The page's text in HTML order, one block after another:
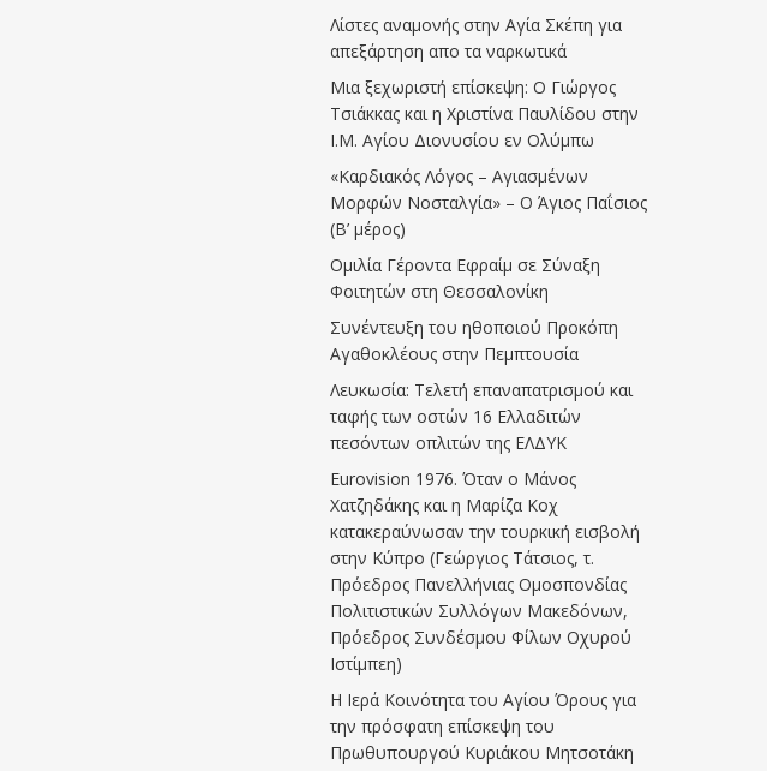
Λίστες αναμονής στην Αγία Σκέπη για
απεξάρτηση απο τα ναρκωτικά
Μια ξεχωριστή επίσκεψη: Ο Γιώργος
Τσιάκκας και η Χριστίνα Παυλίδου στην
Ι.Μ. Αγίου Διονυσίου εν Ολύμπω
«Καρδιακός Λόγος – Αγιασμένων
Μορφών Νοσταλγία» – Ο Άγιος Παΐσιος
(Β’ μέρος)
Ομιλία Γέροντα Εφραίμ σε Σύναξη
Φοιτητών στη Θεσσαλονίκη
Συνέντευξη του ηθοποιού Προκόπη
Αγαθοκλέους στην Πεμπτουσία
Λευκωσία: Τελετή επαναπατρισμού και
ταφής των οστών 16 Ελλαδιτών
πεσόντων οπλιτών της ΕΛΔΥΚ
Eurovision 1976. Όταν ο Μάνος
Χατζηδάκης και η Μαρίζα Κοχ
κατακεραύνωσαν την τουρκική εισβολή
στην Κύπρο (Γεώργιος Τάτσιος, τ.
Πρόεδρος Πανελλήνιας Ομοσπονδίας
Πολιτιστικών Συλλόγων Μακεδόνων,
Πρόεδρος Συνδέσμου Φίλων Οχυρού
Ιστίμπεη)
Η Ιερά Κοινότητα του Αγίου Όρους για
την πρόσφατη επίσκεψη του
Πρωθυπουργού Κυριάκου Μητσοτάκη